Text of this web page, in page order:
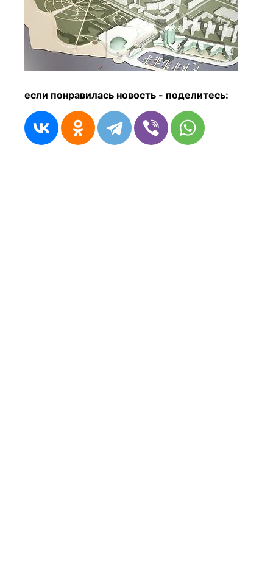
если понравилась новость - поделитесь: